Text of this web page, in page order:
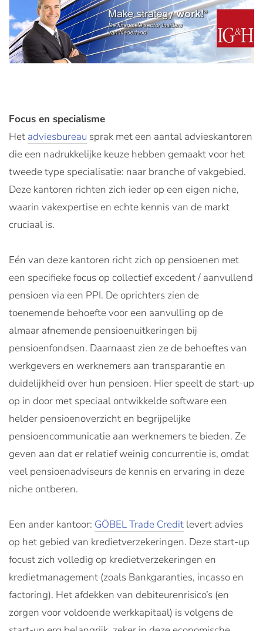
Focus en specialisme
Het adviesbureau sprak met een aantal advieskantoren
die een nadrukkelijke keuze hebben gemaakt voor het
tweede type specialisatie: naar branche of vakgebied.
Deze kantoren richten zich ieder op een eigen niche,
waarin vakexpertise en echte kennis van de markt
cruciaal is.
Eén van deze kantoren richt zich op pensioenen met
een specifieke focus op collectief excedent / aanvullend
pensioen via een PPI. De oprichters zien de
toenemende behoefte voor een aanvulling op de
almaar afnemende pensioenuitkeringen bij
pensioenfondsen. Daarnaast zien ze de behoeftes van
werkgevers en werknemers aan transparantie en
duidelijkheid over hun pensioen. Hier speelt de start-up
op in door met speciaal ontwikkelde software een
helder pensioenoverzicht en begrijpelijke
pensioencommunicatie aan werknemers te bieden. Ze
geven aan dat er relatief weinig concurrentie is, omdat
veel pensioenadviseurs de kennis en ervaring in deze
niche ontberen.
Een ander kantoor: GÖBEL Trade Credit levert advies
op het gebied van kredietverzekeringen. Deze start-up
focust zich volledig op kredietverzekeringen en
kredietmanagement (zoals Bankgaranties, incasso en
factoring). Het afdekken van debiteurenrisico’s (en
zorgen voor voldoende werkkapitaal) is volgens de